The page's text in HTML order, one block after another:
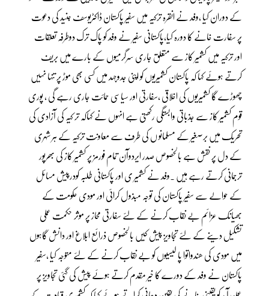
کے دوران کیا ،وفد نے انقرہ ترکیہ میں سفیر پاکستان ڈاکٹریوسف جنید کی دعوت
پر سفارت خانے کا دورہ کیا،پاکستانی سفیر نے وفد کو پاک ترک دوطرفہ تعلقات
اور ترکیہ میں کشمیر کاز سے متعلق جاری سرگرمیوں کے بارے میں بریف
کرتے ہوئے کہا کہ پاکستان کشمیریوں کو اپنی جدوجہد میں کسی بھی موڑ پر تنہا نہیں
چھوڑے گا کشمیریوں کی اخلاقی ،سفارتی اور سیاسی حمائت جاری رہے گی ، پوری
قوم کشمیر کاز سے جذباتی وابستگی رکھتی ہے انہوں نے کہاکہ تر کیہ کی آزادی کی
تحریک میں برصغیر کے مسلمانو ں کی طرف سے معاونت ترکیہ کے ہر شہری
کے دل پر نقش ہے بالخصوص صدر ایردوآن تمام فورمز پر کشمیر کاز کی بھرپور
ترجمانی کرتے رہے ہیں ۔وفد نے کشمیر ی اور پاکستانی طلبہ کودرپیش مسائل
کے حوالے سے سفیر پاکستان کی توجہ مبذول کرائی اور مودی حکومت کے
بھیانک عزائم بے نقاب کرنے کے لئے سفارتی محاز پر موثر حکمت عملی
تشکیل دینے کے لئے تجاویز پیش کیں بالخصوص ذرائع ابلاغ اور دانش گاہوں
میں مودی کی ھندواتوا پا لیسیوں کو بے نقاب کرنے کے لئے متوجہ کیا ،سفیر
پاکستان نے وفد کے دورے کا خیر مقدم کرتے ہوئے پیش کی گئی تجاویز پر